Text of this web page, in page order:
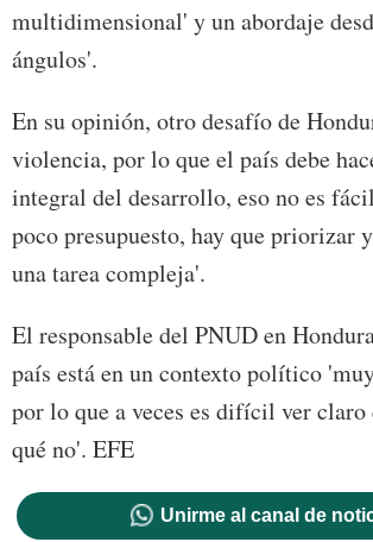
multidimensional' y un abordaje
ángulos'.
En su opinión, otro desafío de
violencia, por lo que el país debe
integral del desarrollo, eso no es
poco presupuesto, hay que priorizar
una tarea compleja'.
El responsable del PNUD en
país está en un contexto político
por lo que a veces es difícil ver claro
qué no'. EFE
Unirme al canal de